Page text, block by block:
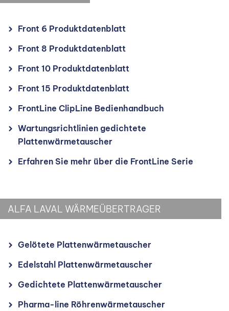
Front 6 Produktdatenblatt
Front 8 Produktdatenblatt
Front 10 Produktdatenblatt
Front 15 Produktdatenblatt
FrontLine ClipLine Bedienhandbuch
Wartungsrichtlinien gedichtete
Plattenwärmetauscher
Erfahren Sie mehr über die FrontLine Serie
ALFA LAVAL WÄRMEÜBERTRAGER
Gelötete Plattenwärmetauscher
Edelstahl Plattenwärmetauscher
Gedichtete Plattenwärmetauscher
Pharma-line Röhrenwärmetauscher